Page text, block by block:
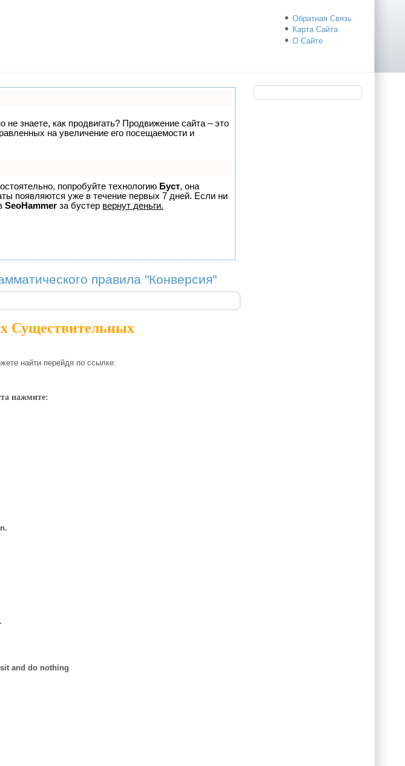
Обратная Связь
Карта Сайта
О Сайте
знаете, как продвигать? Продвижение сайта – это
на увеличение его посещаемости и
попробуйте технологию Буст, она
появляются уже в течение первых 7 дней. Если ни
SeoHammer за бустер вернут деньги.
правила "Конверсия"
Существительных
найти перейдя по ссылке:
нажмите:
and do nothing